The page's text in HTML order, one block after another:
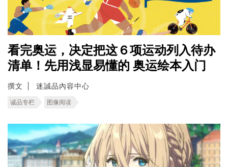
看完奥运，决定把这６项运动列入待办
清单！先用浅显易懂的 奥运绘本入门
撰文 迷誠品內容中心
诚品专栏 图像阅读